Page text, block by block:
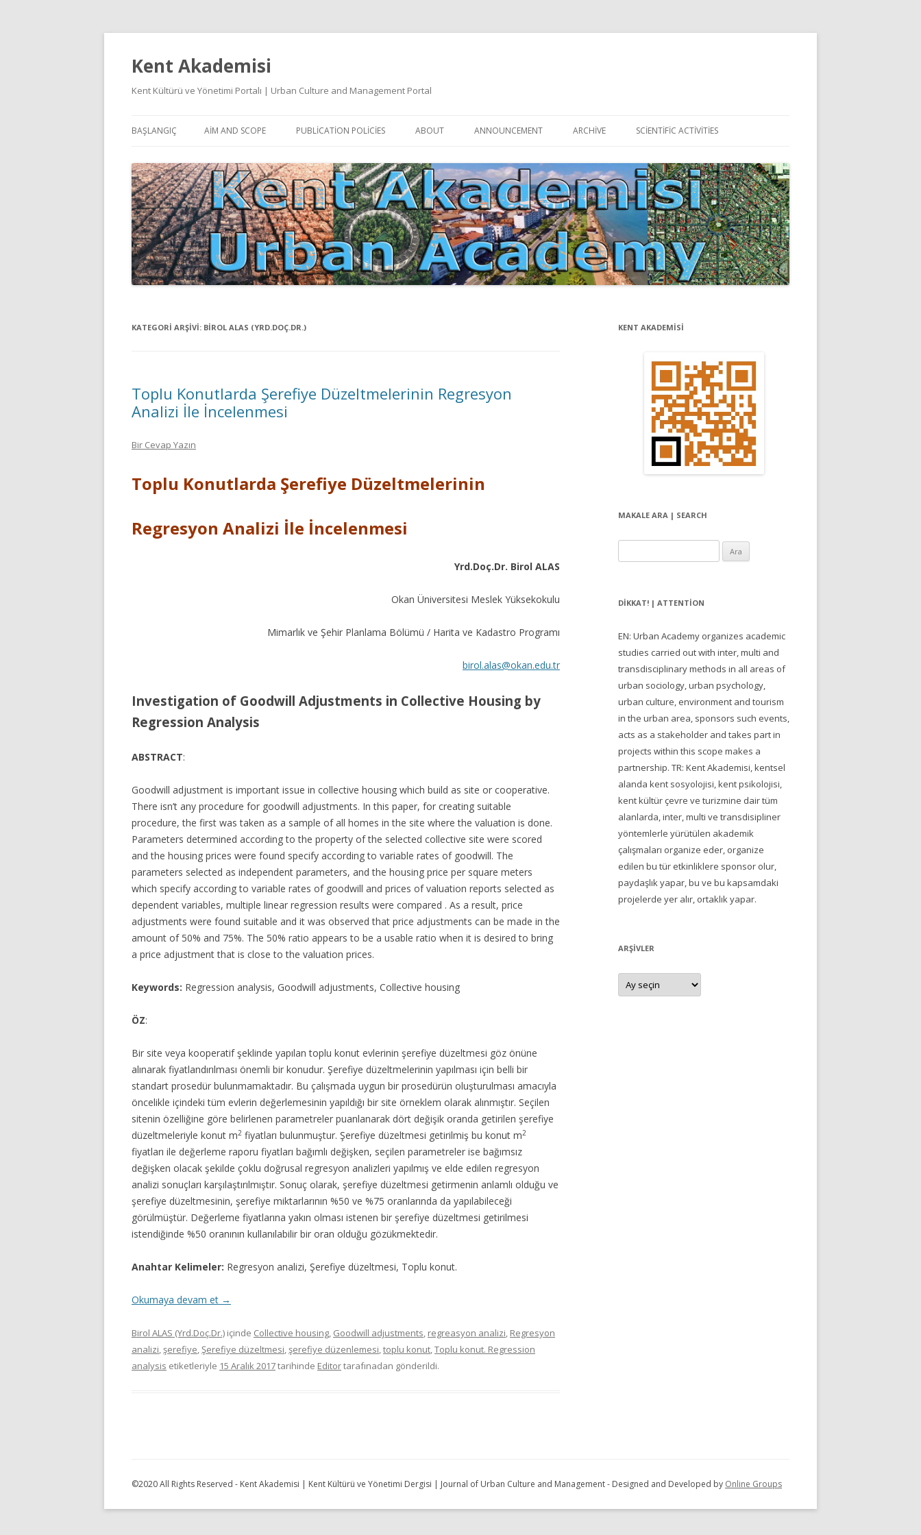
Kent Akademisi
Kent Kültürü ve Yönetimi Portalı | Urban Culture and Management Portal
atla
BAŞLANGIÇ AIM AND SCOPE PUBLICATION POLICIES
DOCUMENTATION
YAZIM KURALLARI
SÜREÇ REHBERI | PROCESS GUIDE
ETIK İLKELER | ETHICAL RULES
ABOUT
EDITORIAL BOARD
ETIK KURUL | ETHICAL BOARDS
İNDEKSLER
JOURNAL HISTORY | DERGI
TARIHÇESI
PUBLICATION GROUP
ANNOUNCEMENT ARCHIVE SCIENTIFIC ACTIVITIES
KATEGORI ARŞIVI: BIROL ALAS (YRD.DOÇ.DR.)
Toplu Konutlarda Şerefiye Düzeltmelerinin Regresyon
Analizi İle İncelenmesi
Bir Cevap Yazın
Toplu Konutlarda Şerefiye Düzeltmelerinin
Regresyon Analizi İle İncelenmesi
Yrd.Doç.Dr. Birol ALAS
Okan Üniversitesi Meslek Yüksekokulu
Mimarlık ve Şehir Planlama Bölümü / Harita ve Kadastro Programı
birol.alas@okan.edu.tr
Investigation of Goodwill Adjustments in Collective Housing by
Regression Analysis
ABSTRACT:
Goodwill adjustment is important issue in collective housing which build as site or cooperative.
There isn’t any procedure for goodwill adjustments. In this paper, for creating suitable
procedure, the first was taken as a sample of all homes in the site where the valuation is done.
Parameters determined according to the property of the selected collective site were scored
and the housing prices were found specify according to variable rates of goodwill. The
parameters selected as independent parameters, and the housing price per square meters
which specify according to variable rates of goodwill and prices of valuation reports selected as
dependent variables, multiple linear regression results were compared . As a result, price
adjustments were found suitable and it was observed that price adjustments can be made in the
amount of 50% and 75%. The 50% ratio appears to be a usable ratio when it is desired to bring
a price adjustment that is close to the valuation prices.
Keywords: Regression analysis, Goodwill adjustments, Collective housing
ÖZ:
Bir site veya kooperatif şeklinde yapılan toplu konut evlerinin şerefiye düzeltmesi göz önüne
alınarak fiyatlandırılması önemli bir konudur. Şerefiye düzeltmelerinin yapılması için belli bir
standart prosedür bulunmamaktadır. Bu çalışmada uygun bir prosedürün oluşturulması amacıyla
öncelikle içindeki tüm evlerin değerlemesinin yapıldığı bir site örneklem olarak alınmıştır. Seçilen
sitenin özelliğine göre belirlenen parametreler puanlanarak dört değişik oranda getirilen şerefiye
düzeltmeleriyle konut m2 fiyatları bulunmuştur. Şerefiye düzeltmesi getirilmiş bu konut m2
fiyatları ile değerleme raporu fiyatları bağımlı değişken, seçilen parametreler ise bağımsız
değişken olacak şekilde çoklu doğrusal regresyon analizleri yapılmış ve elde edilen regresyon
analizi sonuçları karşılaştırılmıştır. Sonuç olarak, şerefiye düzeltmesi getirmenin anlamlı olduğu ve
şerefiye düzeltmesinin, şerefiye miktarlarının %50 ve %75 oranlarında da yapılabileceği
görülmüştür. Değerleme fiyatlarına yakın olması istenen bir şerefiye düzeltmesi getirilmesi
istendiğinde %50 oranının kullanılabilir bir oran olduğu gözükmektedir.
Anahtar Kelimeler: Regresyon analizi, Şerefiye düzeltmesi, Toplu konut.
Okumaya devam et →
Birol ALAS (Yrd.Doç.Dr.) içinde Collective housing, Goodwill adjustments, regreasyon analizi, Regresyon
analizi,şerefiye,Şerefiye düzeltmesi,şerefiye düzenlemesi,toplu konut,Toplu konut. Regression
analysis etiketleriyle 15 Aralık 2017tarihinde Editortarafınadan gönderildi.
KENT AKADEMİSİ
MAKALE ARA | SEARCH
DIKKAT! | ATTENTION
EN: Urban Academy organizes academic
studies carried out with inter, multi and
transdisciplinary methods in all areas of
urban sociology, urban psychology,
urban culture, environment and tourism
in the urban area, sponsors such events,
acts as a stakeholder and takes part in
projects within this scope makes a
partnership. TR: Kent Akademisi, kentsel
alanda kent sosyolojisi, kent psikolojisi,
kent kültür çevre ve turizmine dair tüm
alanlarda, inter, multi ve transdisipliner
yöntemlerle yürütülen akademik
çalışmaları organize eder, organize
edilen bu tür etkinliklere sponsor olur,
paydaşlık yapar, bu ve bu kapsamdaki
projelerde yer alır, ortaklık yapar.
ARŞIVLER
Arşivler
©2020 All Rights Reserved - Kent Akademisi | Kent Kültürü ve Yönetimi Dergisi | Journal of Urban Culture and Management - Designed and Developed by Online Groups